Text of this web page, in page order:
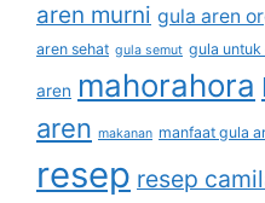
aren murni gula aren
aren sehat gula semut gula
aren mahorahora
aren makanan manfaat gula
resep resep